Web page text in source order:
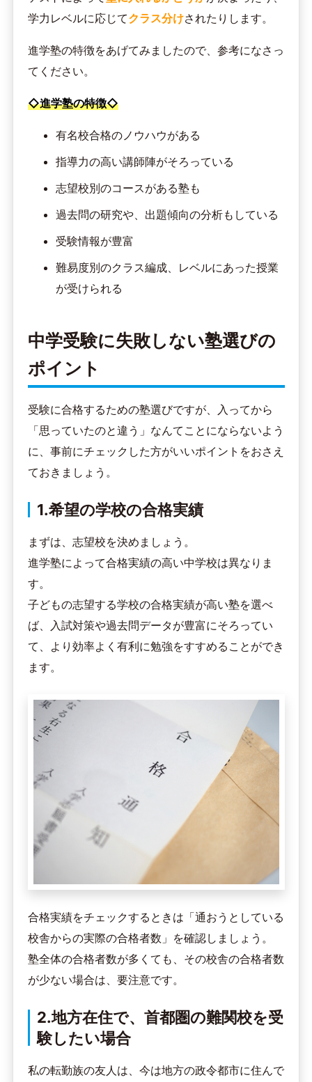
学力レベルに応じてクラス分けされたりします。
進学塾の特徴をあげてみましたので、参考になさっ
てください。
◇進学塾の特徴◇
有名校合格のノウハウがある
指導力の高い講師陣がそろっている
志望校別のコースがある塾も
過去問の研究や、出題傾向の分析もしている
受験情報が豊富
難易度別のクラス編成、レベルにあった授業
が受けられる
中学受験に失敗しない塾選びの
ポイント
受験に合格するための塾選びですが、入ってから
「思っていたのと違う」なんてことにならないよう
に、事前にチェックした方がいいポイントをおさえ
ておきましょう。
1.希望の学校の合格実績
まずは、志望校を決めましょう。
進学塾によって合格実績の高い中学校は異なりま
す。
子どもの志望する学校の合格実績が高い塾を選べ
ば、入試対策や過去問データが豊富にそろってい
て、より効率よく有利に勉強をすすめることができ
ます。
合格実績をチェックするときは「通おうとしている
校舎からの実際の合格者数」を確認しましょう。
塾全体の合格者数が多くても、その校舎の合格者数
が少ない場合は、要注意です。
2.地方在住で、首都圏の難関校を受
験したい場合
私の転勤族の友人は、今は地方の政令都市に住んで